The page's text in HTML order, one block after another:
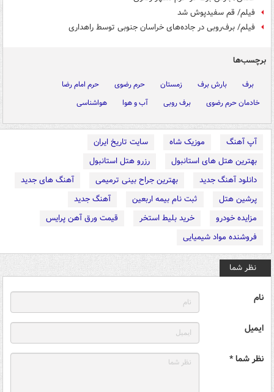
فیلم/ قم سفیدپوش شد
فیلم/ برف‌روبی در جاده‌های خراسان جنوبی توسط راهداری
برچسب‌ها
برف بارش برف زمستان حرم رضوی
حرم امام رضا
خادمان حرم رضوی
برف روبی آب و هوا هواشناسی
آپ آهنگ موزیک شاه
سایت تاریخ ایران
بهترین هتل های استانبول
رزرو هتل استانبول
دانلود آهنگ جدید
بهترین جراح بینی ترمیمی
آهنگ های جدید
پرشین هتل
ثبت نام بیمه اربعین
آهنگ جدید
مزایده خودرو
خرید بلیط استخر
قیمت ورق آهن پرایس
فروشنده مواد شیمیایی
نظر شما
نام
ایمیل
نظر شما *